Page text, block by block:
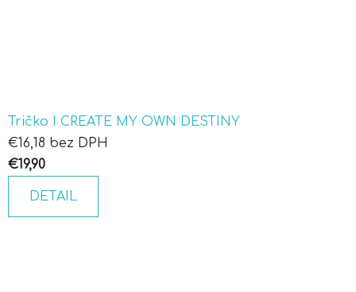
Tričko I CREATE MY OWN DESTINY
€16,18 bez DPH
€19,90
DETAIL